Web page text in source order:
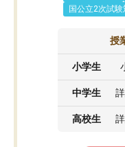
国公立2次試験
授
小学生
中学生
高校生